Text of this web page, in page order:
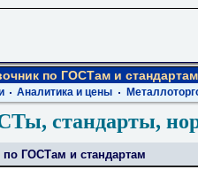
по ГОСТам и стандартам
Аналитика и цены
стандарты,
по ГОСТам и стандартам